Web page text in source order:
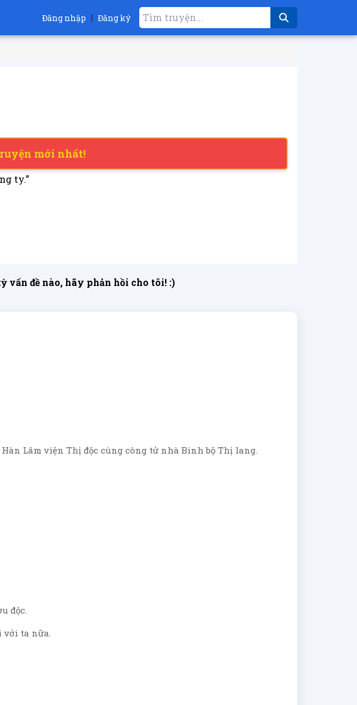
Đăng nhập | Đăng ký
mới nhất!
ty.”
vấn đề nào, hãy phản hồi cho tôi! :)
Lâm viện Thị độc cùng công tử nhà Binh bộ Thị lang.
độc.
ta nữa.